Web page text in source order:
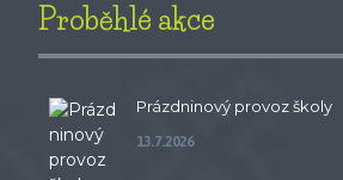
Proběhlé akce
Prázdninový provoz školy
13.7.2026